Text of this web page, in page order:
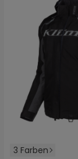
3 Farben